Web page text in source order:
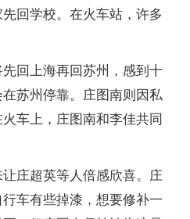
回学校。在火车站，许多
回上海再回苏州，感到十
苏州停靠。庄图南则因私
车上，庄图南和李佳共同
庄超英等人倍感欣喜。庄
车有些掉漆，想要修补一